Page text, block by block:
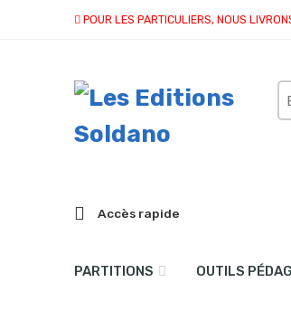
POUR LES PARTICULIERS, NOUS
Accès rapide
PARTITIONS OUTILS